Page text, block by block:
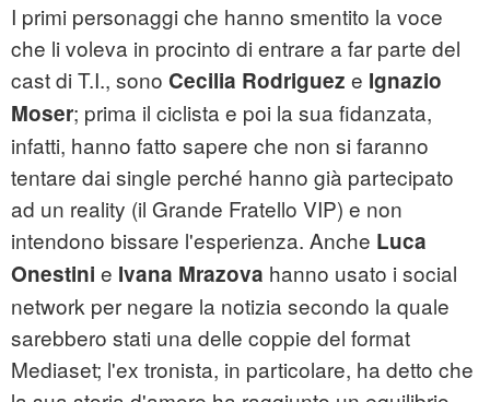
I primi personaggi che hanno smentito la voce
che li voleva in procinto di entrare a far parte del
cast di T.I., sono Cecilia Rodriguez e Ignazio
Moser; prima il ciclista e poi la sua fidanzata,
infatti, hanno fatto sapere che non si faranno
tentare dai single perché hanno già partecipato
ad un reality (il Grande Fratello VIP) e non
intendono bissare l'esperienza. Anche Luca
Onestini e Ivana Mrazova hanno usato i social
network per negare la notizia secondo la quale
sarebbero stati una delle coppie del format
Mediaset; l'ex tronista, in particolare, ha detto che